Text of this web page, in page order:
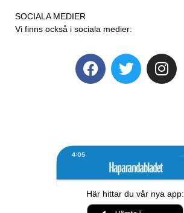
SOCIALA MEDIER
Vi finns också i sociala medier:
Här hittar du vår nya app: